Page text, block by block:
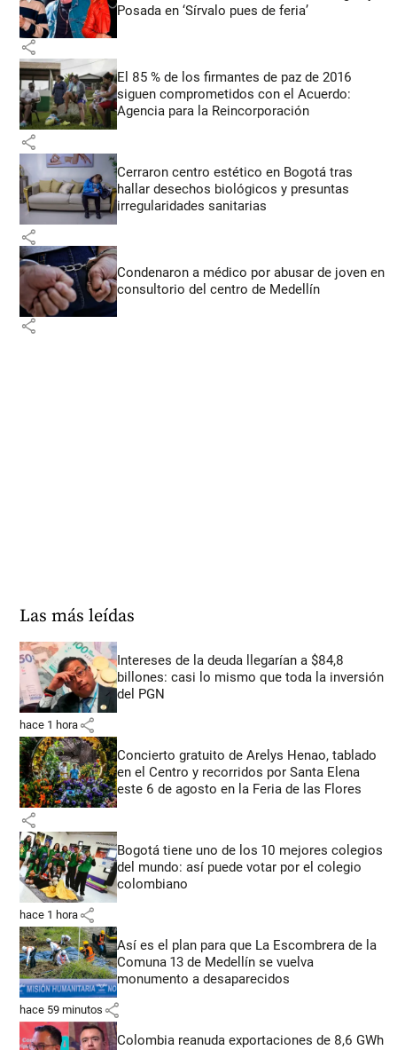
Posada en ‘Sírvalo pues de feria’
share
El 85 % de los firmantes de paz de 2016
siguen comprometidos con el Acuerdo:
Agencia para la Reincorporación
share
Cerraron centro estético en Bogotá tras
hallar desechos biológicos y presuntas
irregularidades sanitarias
share
Condenaron a médico por abusar de joven en
consultorio del centro de Medellín
share
Las más leídas
Intereses de la deuda llegarían a $84,8
billones: casi lo mismo que toda la inversión
del PGN
hace 1 hora share
Concierto gratuito de Arelys Henao, tablado
en el Centro y recorridos por Santa Elena
este 6 de agosto en la Feria de las Flores
share
Bogotá tiene uno de los 10 mejores colegios
del mundo: así puede votar por el colegio
colombiano
hace 1 hora share
Así es el plan para que La Escombrera de la
Comuna 13 de Medellín se vuelva
monumento a desaparecidos
hace 59 minutos share
Colombia reanuda exportaciones de 8,6 GWh